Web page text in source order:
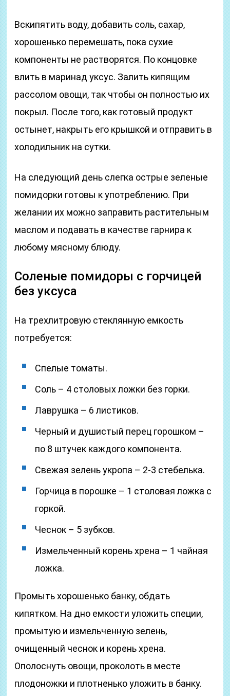
Вскипятить воду, добавить соль, сахар,
хорошенько перемешать, пока сухие
компоненты не растворятся. По концовке
влить в маринад уксус. Залить кипящим
рассолом овощи, так чтобы он полностью их
покрыл. После того, как готовый продукт
остынет, накрыть его крышкой и отправить в
холодильник на сутки.
На следующий день слегка острые зеленые
помидорки готовы к употреблению. При
желании их можно заправить растительным
маслом и подавать в качестве гарнира к
любому мясному блюду.
Соленые помидоры с горчицей
без уксуса
На трехлитровую стеклянную емкость
потребуется:
Спелые томаты.
Соль – 4 столовых ложки без горки.
Лаврушка – 6 листиков.
Черный и душистый перец горошком –
по 8 штучек каждого компонента.
Свежая зелень укропа – 2-3 стебелька.
Горчица в порошке – 1 столовая ложка с
горкой.
Чеснок – 5 зубков.
Измельченный корень хрена – 1 чайная
ложка.
Промыть хорошенько банку, обдать
кипятком. На дно емкости уложить специи,
промытую и измельченную зелень,
очищенный чеснок и корень хрена.
Ополоснуть овощи, проколоть в месте
плодоножки и плотненько уложить в банку.